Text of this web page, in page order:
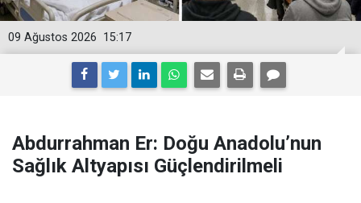
15:17
09 Ağustos 2026
Abdurrahman Er: Doğu Anadolu’nun
Sağlık Altyapısı Güçlendirilmeli